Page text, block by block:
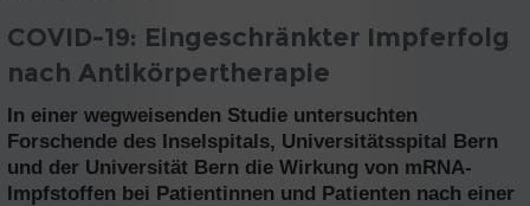
COVID-19: Eingeschränkter Impferfolg
nach Antikörpertherapie
In einer wegweisenden Studie untersuchten
Forschende des Inselspitals, Universitätsspital Bern
und der Universität Bern die Wirkung von mRNA-
Impfstoffen bei Patientinnen und Patienten nach einer